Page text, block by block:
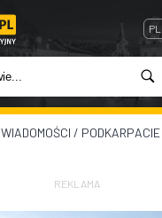
PL
WIADOMOŚCI / PODKARPACIE
REKLAMA